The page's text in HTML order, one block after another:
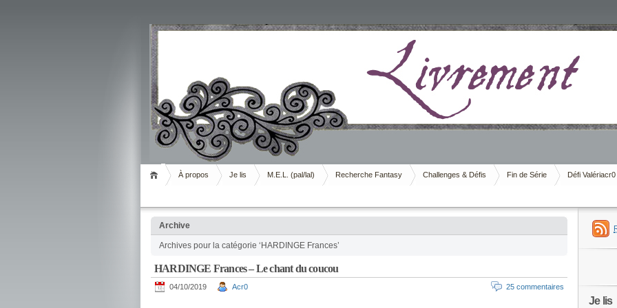
Livrement
À propos Je lis M.E.L. (pal/lal) Recherche Fantasy Challenges & Défis Fin de Série Défi Valériacr0
Archive
Archives pour la catégorie ‘HARDINGE Frances’
HARDINGE Frances – Le chant du coucou
04/10/2019 Acr0 25 commentaires
Je lis